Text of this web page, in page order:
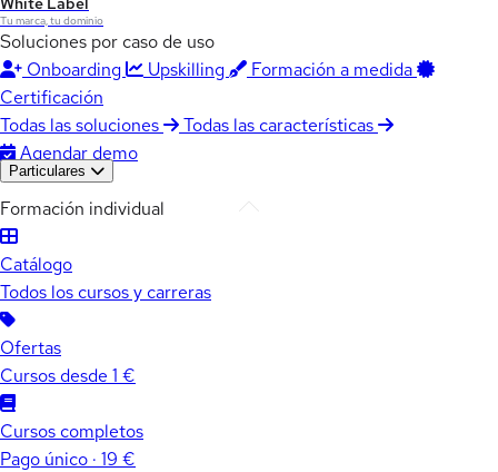
Tu marca, tu dominio
Soluciones por caso de uso
Onboarding
Upskilling
Formación a medida
Certificación
Todas las soluciones
Todas las características
Agendar demo
Particulares
Formación individual
Catálogo
Todos los cursos y carreras
Ofertas
Cursos desde 1 €
Cursos completos
Pago único · 19 €